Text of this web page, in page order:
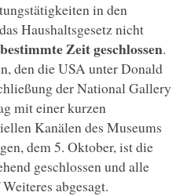
in den
Haushaltsgesetz nicht
Zeit geschlossen.
den die USA unter Donald
der National Gallery
mit einer kurzen
Kanälen des Museums
dem 5. Oktober, ist die
geschlossen und alle
abgesagt.